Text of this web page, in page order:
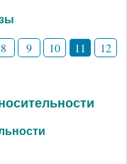
8 9 10 11
12